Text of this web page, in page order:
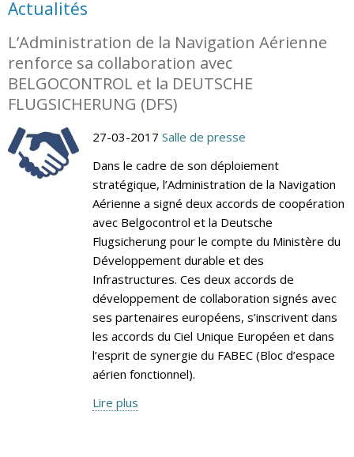
Actualités
L’Administration de la Navigation Aérienne
renforce sa collaboration avec
BELGOCONTROL et la DEUTSCHE
FLUGSICHERUNG (DFS)
27-03-2017 Salle de presse
Dans le cadre de son déploiement
stratégique, l’Administration de la Navigation
Aérienne a signé deux accords de coopération
avec Belgocontrol et la Deutsche
Flugsicherung pour le compte du Ministère du
Développement durable et des
Infrastructures. Ces deux accords de
développement de collaboration signés avec
ses partenaires européens, s’inscrivent dans
les accords du Ciel Unique Européen et dans
l’esprit de synergie du FABEC (Bloc d’espace
aérien fonctionnel).
Lire plus